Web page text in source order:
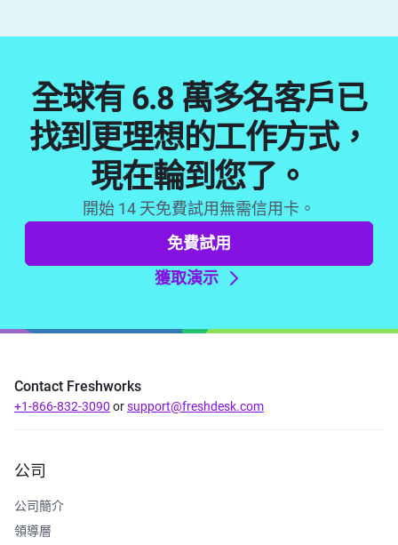
全球有 6.8 萬多名客戶已
找到更理想的工作方式，
現在輪到您了。
開始 14 天免費試用無需信用卡。
免費試用
獲取演示
Contact Freshworks
+1-866-832-3090 orsupport@freshdesk.com
公司
公司簡介
領導層